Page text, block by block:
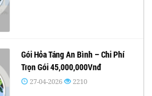
Gói Hỏa Táng An Bình – Chi Phí
Trọn Gói 45,000,000Vnđ
27-04-2026 2210